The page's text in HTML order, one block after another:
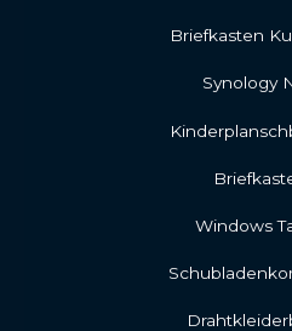
Briefkasten
Synology
Windows